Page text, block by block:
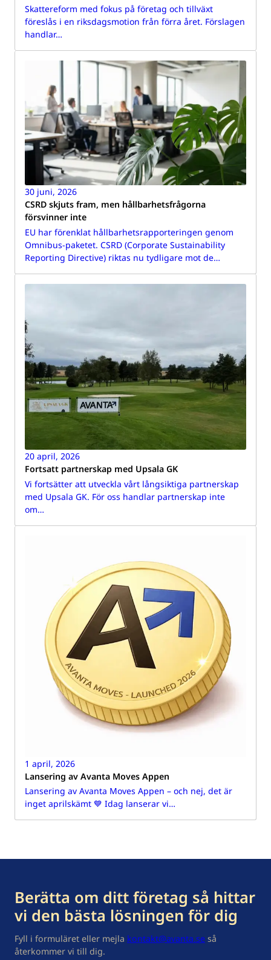
Skattereform med fokus på företag och tillväxt
föreslås i en riksdagsmotion från förra året. Förslagen
handlar…
30 juni, 2026
CSRD skjuts fram, men hållbarhetsfrågorna
försvinner inte
EU har förenklat hållbarhetsrapporteringen genom
Omnibus-paketet. CSRD (Corporate Sustainability
Reporting Directive) riktas nu tydligare mot de…
20 april, 2026
Fortsatt partnerskap med Upsala GK
Vi fortsätter att utveckla vårt långsiktiga partnerskap
med Upsala GK. För oss handlar partnerskap inte
om…
1 april, 2026
Lansering av Avanta Moves Appen
Lansering av Avanta Moves Appen – och nej, det är
inget aprilskämt 💙 Idag lanserar vi…
Berätta om ditt företag så hittar
vi den bästa lösningen för dig
Fyll i formuläret eller mejla kontakt@avanta.se så
återkommer vi till dig.